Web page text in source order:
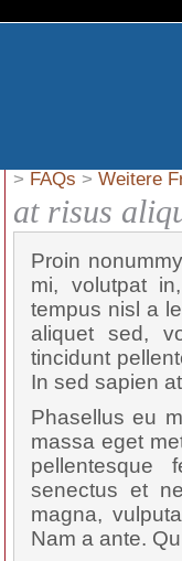
> FAQs > Weitere
at risus
Proin
mi, volutpat
tempus nisl a
aliquet sed,
tincidunt
In sed sapien
Phasellus eu
massa eget
pellentesque
senectus et
magna,
Nam a ante.